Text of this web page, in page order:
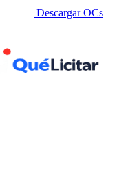
Descargar OCs